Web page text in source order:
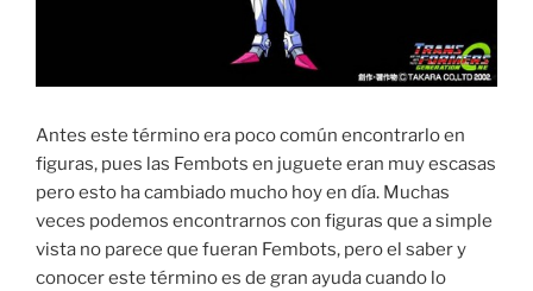
Antes este término era poco común encontrarlo en
figuras, pues las Fembots en juguete eran muy escasas
pero esto ha cambiado mucho hoy en día. Muchas
veces podemos encontrarnos con figuras que a simple
vista no parece que fueran Fembots, pero el saber y
conocer este término es de gran ayuda cuando lo